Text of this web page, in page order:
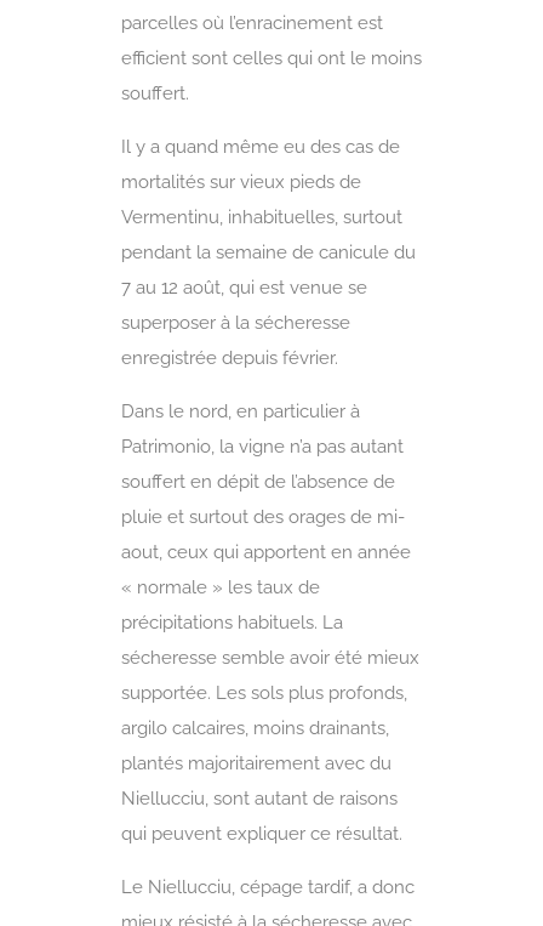
parcelles où l’enracinement est
efficient sont celles qui ont le moins
souffert.
Il y a quand même eu des cas de
mortalités sur vieux pieds de
Vermentinu, inhabituelles, surtout
pendant la semaine de canicule du
7 au 12 août, qui est venue se
superposer à la sécheresse
enregistrée depuis février.
Dans le nord, en particulier à
Patrimonio, la vigne n’a pas autant
souffert en dépit de l’absence de
pluie et surtout des orages de mi-
aout, ceux qui apportent en année
« normale » les taux de
précipitations habituels. La
sécheresse semble avoir été mieux
supportée. Les sols plus profonds,
argilo calcaires, moins drainants,
plantés majoritairement avec du
Niellucciu, sont autant de raisons
qui peuvent expliquer ce résultat.
Le Niellucciu, cépage tardif, a donc